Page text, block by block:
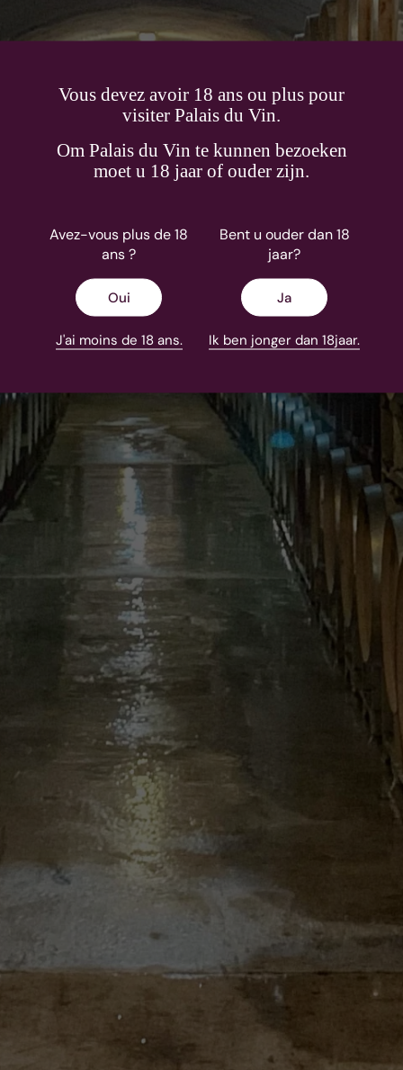
Vous devez avoir 18 ans ou plus pour
visiter Palais du Vin.
Om Palais du Vin te kunnen bezoeken
moet u 18 jaar of ouder zijn.
Avez-vous plus de 18
ans ?
Oui
J'ai moins de 18 ans.
Bent u ouder dan 18
jaar?
Ja
Ik ben jonger dan 18jaar.
Château Villemaurine